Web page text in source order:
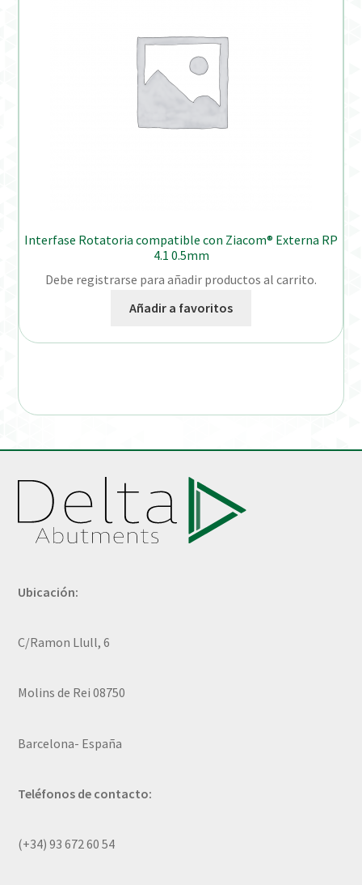
Interfase Rotatoria compatible con Ziacom® Externa RP
4.1 0.5mm
Debe registrarse para añadir productos al carrito.
Añadir a favoritos
Ubicación:
C/Ramon Llull, 6
Molins de Rei 08750
Barcelona- España
Teléfonos de contacto:
(+34) 93 672 60 54